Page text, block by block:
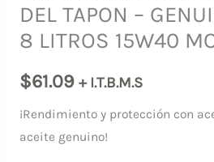
DEL TAPON –
8 LITROS 15W40
$61.09 + I.T.B.M.S
¡Rendimiento y protección con
aceite genuino!